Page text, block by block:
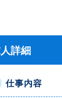
詳細
仕事内容